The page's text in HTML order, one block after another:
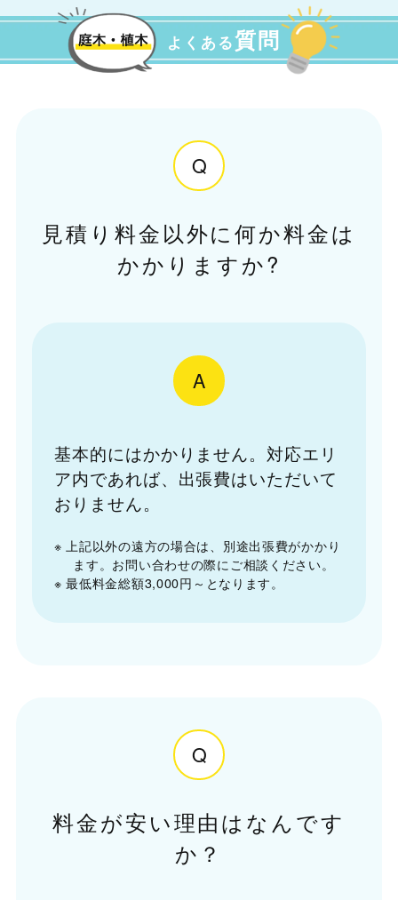
よくある質問
Q
見積り料金以外に何か料金は
かかりますか?
A
基本的にはかかりません。対応エリ
ア内であれば、出張費はいただいて
おりません。
※ 上記以外の遠方の場合は、別途出張費がかかり
ます。お問い合わせの際にご相談ください。
※ 最低料金総額3,000円～となります。
Q
料金が安い理由はなんです
か？